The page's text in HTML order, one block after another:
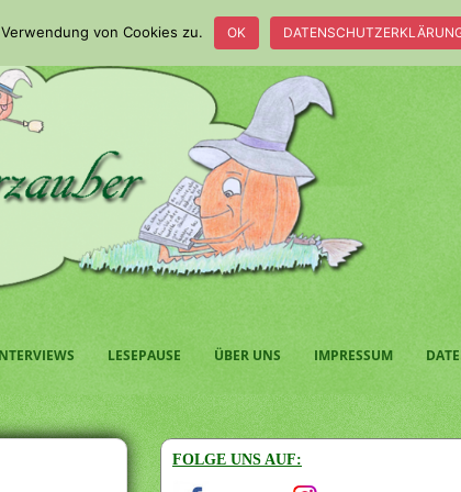
LESEPAUSE ÜBER UNS IMPRESSUM
FOLGE UNS AUF:
von Cookies zu. OK